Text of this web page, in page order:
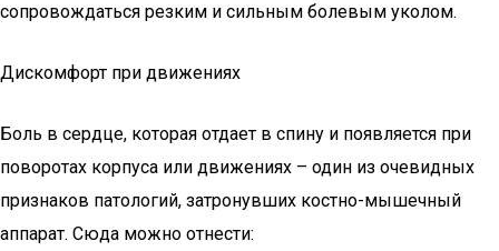
сопровождаться резким и сильным болевым уколом.
Дискомфорт при движениях
Боль в сердце, которая отдает в спину и появляется при
поворотах корпуса или движениях – один из очевидных
признаков патологий, затронувших костно-мышечный
аппарат. Сюда можно отнести: